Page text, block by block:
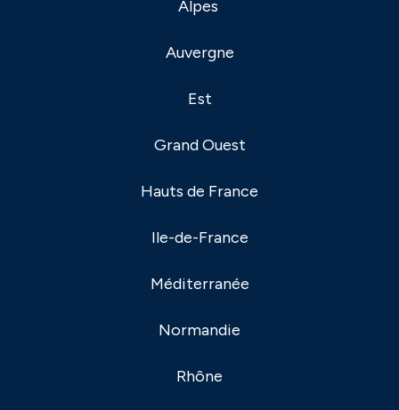
Alpes
Auvergne
Est
Grand Ouest
Hauts de France
Ile-de-France
Méditerranée
Normandie
Rhône